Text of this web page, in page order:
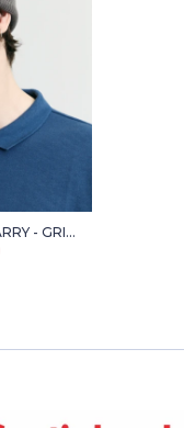
- GRIS